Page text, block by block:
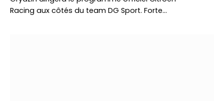
Racing aux côtés du team DG Sport. Forte…